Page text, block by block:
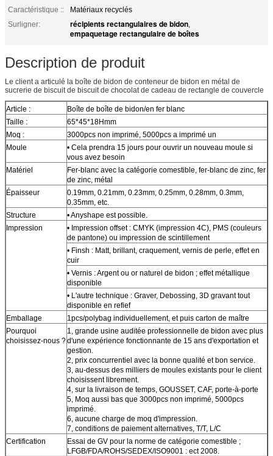
Caractéristique ::
Matériaux recyclés
Surligner:
récipients rectangulaires de bidon,
empaquetage rectangulaire de boîtes
Description de produit
Le client a articulé la boîte de bidon de conteneur de bidon en métal de
sucrerie de biscuit de biscuit de chocolat de cadeau de rectangle de couvercle
Article :
Boîte de boîte de bidon/en fer blanc
Taille :
65*45*18Hmm
Moq :
3000pcs non imprimé, 5000pcs a imprimé un
Moule
• Cela prendra 15 jours pour ouvrir un nouveau moule si
vous avez besoin
Matériel
Fer-blanc avec la catégorie comestible, fer-blanc de zinc, fer
de zinc, métal
Épaisseur
0.19mm, 0.21mm, 0.23mm, 0.25mm, 0.28mm, 0.3mm,
0.35mm, etc.
Structure
• Anyshape est possible.
Impression
• Impression offset : CMYK (impression 4C), PMS (couleurs
de pantone) ou impression de scintillement
• Finsh : Matt, brillant, craquement, vernis de perle, effet en
cuir
• Vernis : Argent ou or naturel de bidon ; effet métallique
disponible
• L'autre technique : Graver, Debossing, 3D gravant tout
disponible en refief
Emballage
1pcs/polybag individuellement, et puis carton de maître
Pourquoi
choisissez-nous ?
1, grande usine auditée professionnelle de bidon avec plus
d'une expérience fonctionnante de 15 ans d'exportation et
gestion.
2, prix concurrentiel avec la bonne qualité et bon service.
3, au-dessus des milliers de moules existants pour le client
choisissent librement.
4, sur la livraison de temps, GOUSSET, CAF, porte-à-porte
5, Moq aussi bas que 3000pcs non imprimé, 5000pcs
imprimé.
6, aucune charge de moq d'impression.
7, conditions de paiement alternatives, T/T, L/C
Certification
Essai de GV pour la norme de catégorie comestible ;
LFGB/FDA/ROHS/SEDEX/ISO9001 : ect 2008.